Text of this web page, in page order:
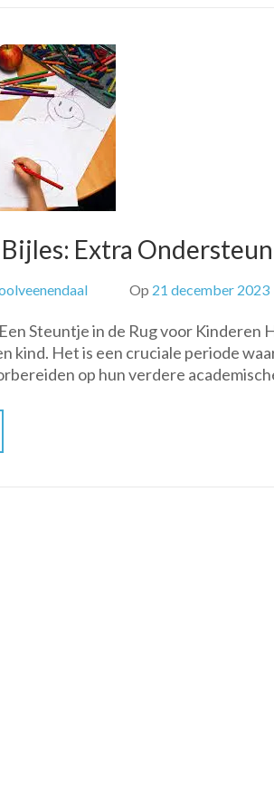
Extra
Op 21 december 2023
Steuntje in de Rug voor Kinderen
kind. Het is een cruciale periode
op hun verdere